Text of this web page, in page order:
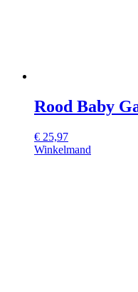
Rood Baby
€ 25,97
Winkelmand